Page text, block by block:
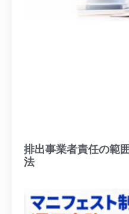
排出事業者責任の範
法